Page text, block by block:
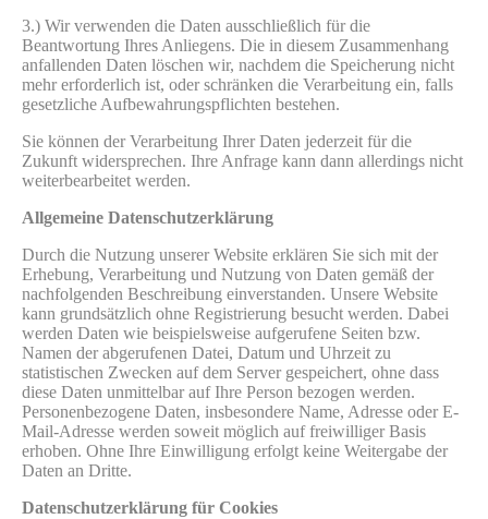
3.) Wir verwenden die Daten ausschließlich für die
Beantwortung Ihres Anliegens. Die in diesem Zusammenhang
anfallenden Daten löschen wir, nachdem die Speicherung nicht
mehr erforderlich ist, oder schränken die Verarbeitung ein, falls
gesetzliche Aufbewahrungspflichten bestehen.
Sie können der Verarbeitung Ihrer Daten jederzeit für die
Zukunft widersprechen. Ihre Anfrage kann dann allerdings nicht
weiterbearbeitet werden.
Allgemeine Datenschutzerklärung
Durch die Nutzung unserer Website erklären Sie sich mit der
Erhebung, Verarbeitung und Nutzung von Daten gemäß der
nachfolgenden Beschreibung einverstanden. Unsere Website
kann grundsätzlich ohne Registrierung besucht werden. Dabei
werden Daten wie beispielsweise aufgerufene Seiten bzw.
Namen der abgerufenen Datei, Datum und Uhrzeit zu
statistischen Zwecken auf dem Server gespeichert, ohne dass
diese Daten unmittelbar auf Ihre Person bezogen werden.
Personenbezogene Daten, insbesondere Name, Adresse oder E-
Mail-Adresse werden soweit möglich auf freiwilliger Basis
erhoben. Ohne Ihre Einwilligung erfolgt keine Weitergabe der
Daten an Dritte.
Datenschutzerklärung für Cookies